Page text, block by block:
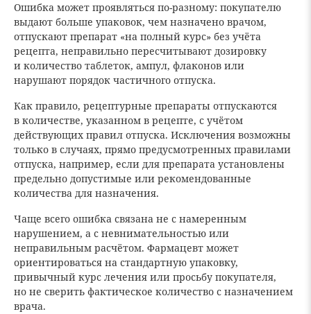
Ошибка может проявляться по-разному: покупателю
выдают больше упаковок, чем назначено врачом,
отпускают препарат «на полный курс» без учёта
рецепта, неправильно пересчитывают дозировку
и количество таблеток, ампул, флаконов или
нарушают порядок частичного отпуска.
Как правило, рецептурные препараты отпускаются
в количестве, указанном в рецепте, с учётом
действующих правил отпуска. Исключения возможны
только в случаях, прямо предусмотренных правилами
отпуска, например, если для препарата установлены
предельно допустимые или рекомендованные
количества для назначения.
Чаще всего ошибка связана не с намеренным
нарушением, а с невнимательностью или
неправильным расчётом. Фармацевт может
ориентироваться на стандартную упаковку,
привычный курс лечения или просьбу покупателя,
но не сверить фактическое количество с назначением
врача.